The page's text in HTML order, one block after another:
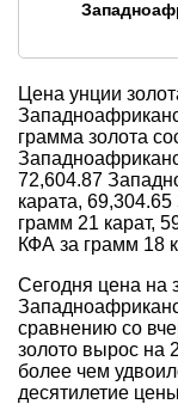
Цена унции
грамма золота
72,604.87
карата, 69,304.65
грамм 21 карат,
КФА за грамм 18
Сегодня цена на
сравнению со
золото вырос на
более чем
десятилетие